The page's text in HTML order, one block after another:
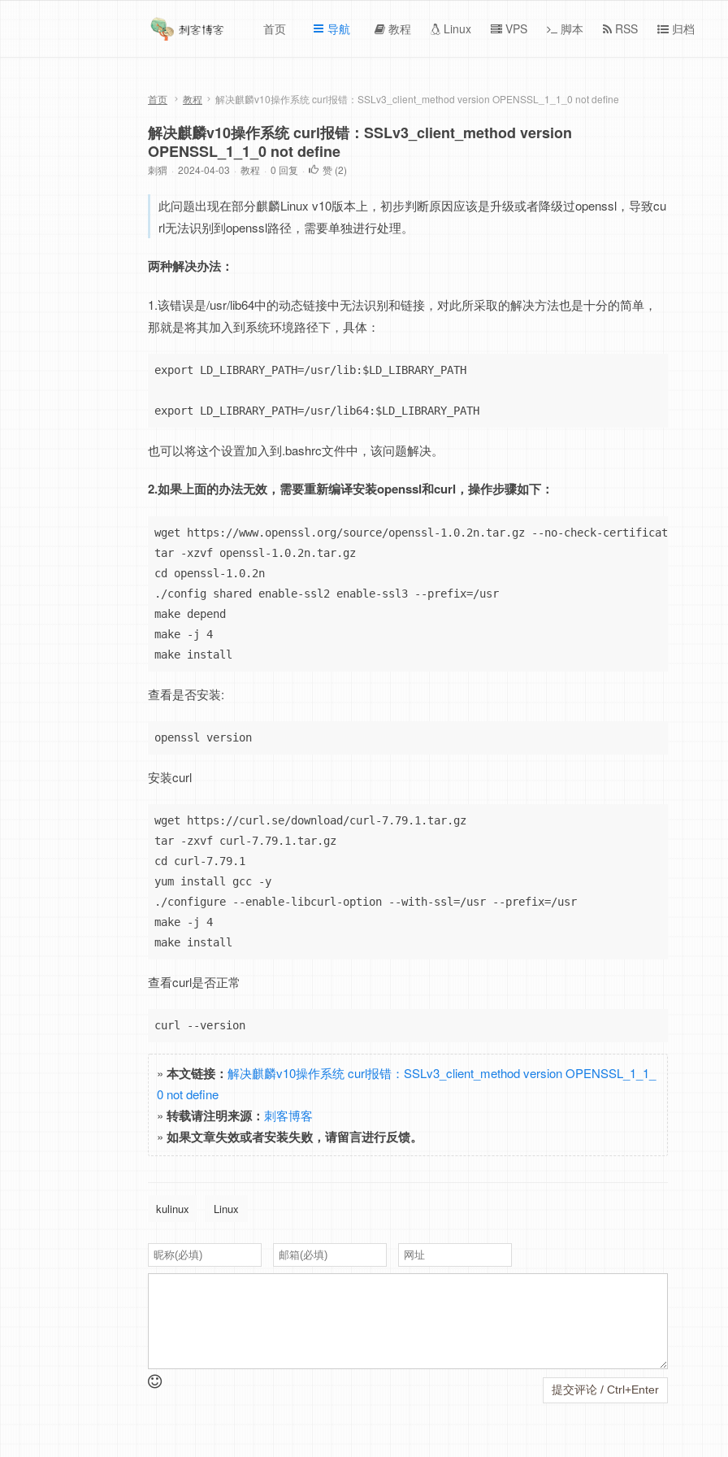
首页 导航 教程 Linux VPS 脚本 RSS 归档
首页 教程 解决麒麟v10操作系统 curl报错：SSLv3_client_method version OPENSSL_1_1_0 not define
解决麒麟v10操作系统 curl报错：SSLv3_client_method version
OPENSSL_1_1_0 not define
刺猬 · 2024-04-03 · 教程 · 0 回复 · 赞 (2)
此问题出现在部分麒麟Linux v10版本上，初步判断原因应该是升级或者降级过openssl，导致cu
rl无法识别到openssl路径，需要单独进行处理。
两种解决办法：
1.该错误是/usr/lib64中的动态链接中无法识别和链接，对此所采取的解决方法也是十分的简单，
那就是将其加入到系统环境路径下，具体：
export LD_LIBRARY_PATH=/usr/lib:$LD_LIBRARY_PATH
export LD_LIBRARY_PATH=/usr/lib64:$LD_LIBRARY_PATH
也可以将这个设置加入到.bashrc文件中，该问题解决。
2.如果上面的办法无效，需要重新编译安装openssl和curl，操作步骤如下：
wget https://www.openssl.org/source/openssl-1.0.2n.tar.gz --no-check-certificate
tar -xzvf openssl-1.0.2n.tar.gz
cd openssl-1.0.2n
./config shared enable-ssl2 enable-ssl3 --prefix=/usr
make depend
make -j 4
make install
查看是否安装:
openssl version
安装curl
wget https://curl.se/download/curl-7.79.1.tar.gz
tar -zxvf curl-7.79.1.tar.gz
cd curl-7.79.1
yum install gcc -y
./configure --enable-libcurl-option --with-ssl=/usr --prefix=/usr
make -j 4
make install
查看curl是否正常
curl --version
» 本文链接： 解决麒麟v10操作系统 curl报错：SSLv3_client_method version OPENSSL_1_1_
0 not define
» 转载请注明来源： 刺客博客
» 如果文章失效或者安装失败，请留言进行反馈。
kulinux Linux